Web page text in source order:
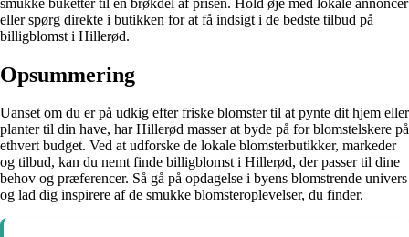
eller spørg direkte i butikken for at få indsigt i de bedste tilbud på
billigblomst i Hillerød.
Opsummering
Uanset om du er på udkig efter friske blomster til at pynte dit hjem eller
planter til din have, har Hillerød masser at byde på for blomstelskere på
ethvert budget. Ved at udforske de lokale blomsterbutikker, markeder
og tilbud, kan du nemt finde billigblomst i Hillerød, der passer til dine
behov og præferencer. Så gå på opdagelse i byens blomstrende univers
og lad dig inspirere af de smukke blomsteroplevelser, du finder.